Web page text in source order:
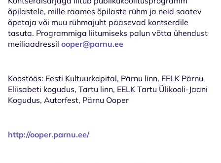
õpilastele, mille raames õpilaste rühm ja neid saatev
õpetaja või muu rühmajuht pääsevad kontserdile
tasuta. Programmiga liitumiseks palun võtta ühendust
meiliaadressil ooper@parnu.ee
Koostöös: Eesti Kultuurkapital, Pärnu linn, EELK Pärnu
Eliisabeti kogudus, Tartu linn, EELK Tartu Ülikooli-Jaani
Kogudus, Autorfest, Pärnu Ooper
http://ooper.parnu.ee/